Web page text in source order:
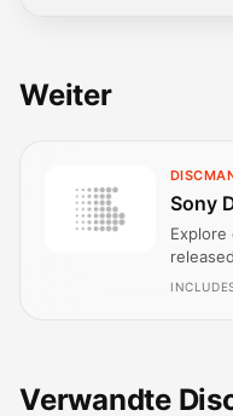
Weiter
Sony
Explore
Verwandte